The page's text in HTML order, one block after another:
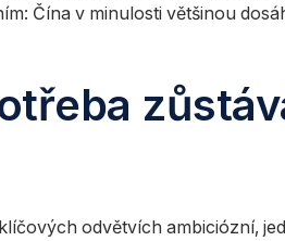
Čína v minulosti většinou
odvětvích ambiciózní,